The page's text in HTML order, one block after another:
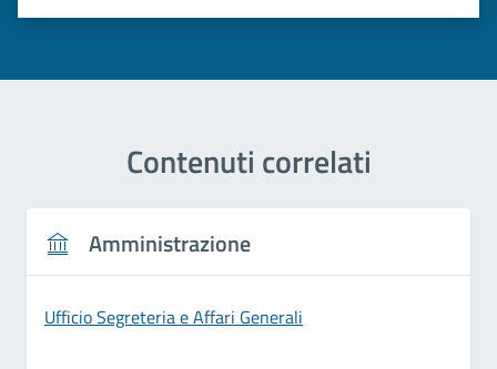
Contenuti correlati
Amministrazione
Ufficio Segreteria e Affari Generali